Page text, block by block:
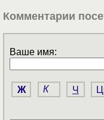
Комментарии
Ваше имя:
Ж К Ч